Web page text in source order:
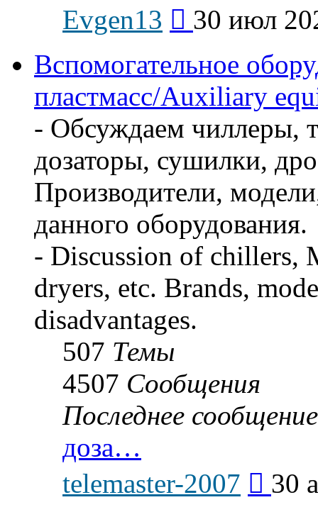
Evgen13
последнему
30 июл
Вспомогательное
пластмасс/Auxiliary
- Обсуждаем чиллеры,
дозаторы, сушилки,
Производители,
данного оборудования.
- Discussion of chillers,
dryers, etc. Brands,
disadvantages.
507 Темы
4507 Сообщения
Последнее сообщение
доза…
telemaster-2007
30